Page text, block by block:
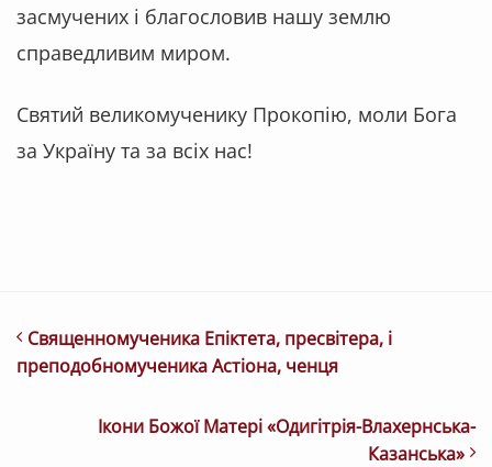
засмучених і благословив нашу землю
справедливим миром.
Святий великомученику Прокопію, моли Бога
за Україну та за всіх нас!
Священномученика Епіктета, пресвітера, і
преподобномученика Астіона, ченця
Ікони Божої Матері «Одигітрія-Влахернська-
Казанська»